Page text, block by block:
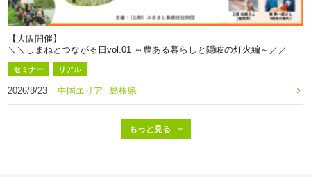
【大阪開催】
＼＼しまねとつながる日vol.01 ～農ある暮らしと隠岐の灯火編～／／
セミナー リアル
2026/8/23 中国エリア 島根県